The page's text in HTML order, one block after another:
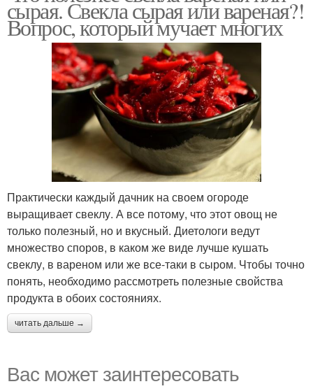
сырая. Свекла сырая или вареная?!
Вопрос, который мучает многих
Практически каждый дачник на своем огороде
выращивает свеклу. А все потому, что этот овощ не
только полезный, но и вкусный. Диетологи ведут
множество споров, в каком же виде лучше кушать
свеклу, в вареном или же все-таки в сыром. Чтобы точно
понять, необходимо рассмотреть полезные свойства
продукта в обоих состояниях.
читать дальше →
Вас может заинтересовать